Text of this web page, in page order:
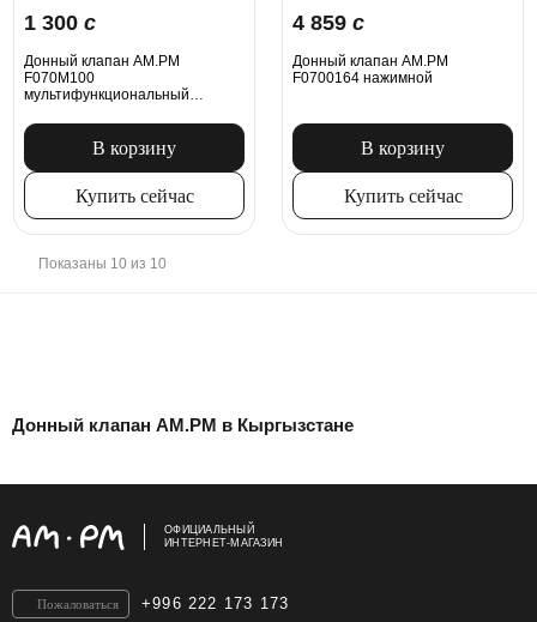
1 300 c
Донный клапан AM.PM
F070M100
мультифункциональный
В корзину
Купить сейчас
4 859 c
Донный клапан AM.PM
F0700164 нажимной
В корзину
Купить сейчас
Показаны 10 из 10
Донный клапан AM.PM в Кыргызстане
ОФИЦИАЛЬНЫЙ
ИНТЕРНЕТ-МАГАЗИН
+996 222 173 173
Пожаловаться